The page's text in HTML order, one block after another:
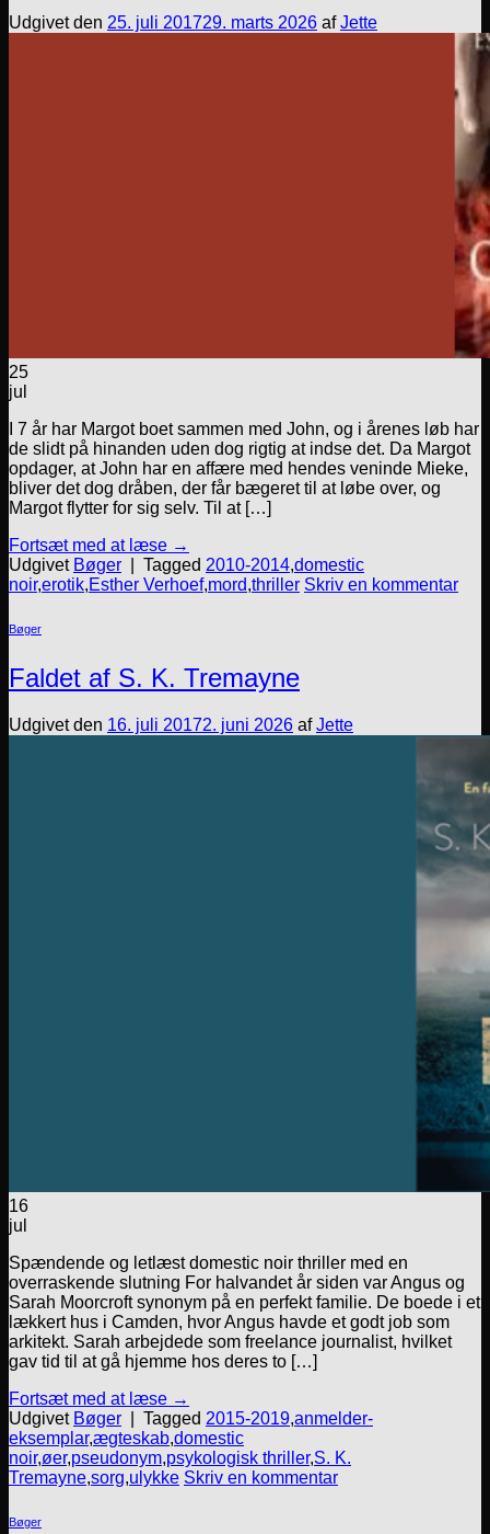
Udgivet den 25. juli 201729. marts 2026 afJette
25
jul
I 7 år har Margot boet sammen med John, og i årenes løb har
de slidt på hinanden uden dog rigtig at indse det. Da Margot
opdager, at John har en affære med hendes veninde Mieke,
bliver det dog dråben, der får bægeret til at løbe over, og
Margot flytter for sig selv. Til at […]
Fortsæt med at læse →
Udgivet Bøger Tagged 2010-2014,domestic
noir,erotik,Esther Verhoef,mord,thriller Skriv en kommentar
Bøger
Faldet af S. K. Tremayne
Udgivet den 16. juli 20172. juni 2026 afJette
16
jul
Spændende og letlæst domestic noir thriller med en
overraskende slutning For halvandet år siden var Angus og
Sarah Moorcroft synonym på en perfekt familie. De boede i et
lækkert hus i Camden, hvor Angus havde et godt job som
arkitekt. Sarah arbejdede som freelance journalist, hvilket
gav tid til at gå hjemme hos deres to […]
Fortsæt med at læse →
Udgivet Bøger Tagged 2015-2019,anmelder-
eksemplar,ægteskab,domestic
noir,øer,pseudonym,psykologisk thriller,S. K.
Tremayne,sorg,ulykke Skriv en kommentar
Bøger